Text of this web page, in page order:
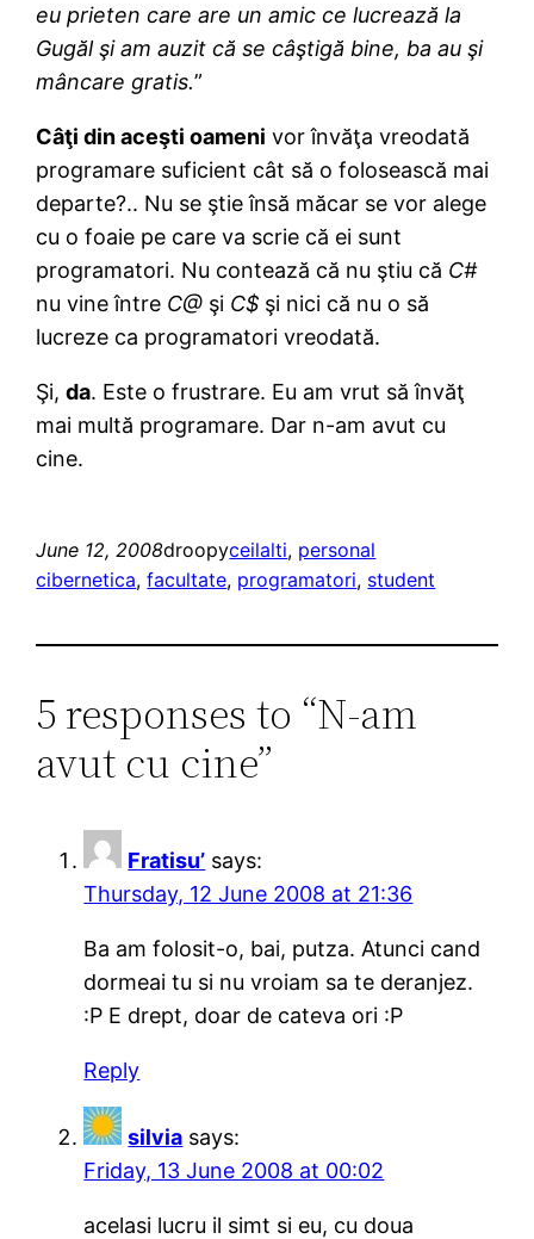
eu prieten care are un amic ce lucrează la
Gugăl şi am auzit că se câştigă bine, ba au şi
mâncare gratis.”
Câţi din aceşti oameni vor învăţa vreodată
programare suficient cât să o folosească mai
departe?.. Nu se ştie însă măcar se vor alege
cu o foaie pe care va scrie că ei sunt
programatori. Nu contează că nu ştiu că C#
nu vine între C@ şi C$ şi nici că nu o să
lucreze ca programatori vreodată.
Şi,da. Este o frustrare. Eu am vrut să învăţ
mai multă programare. Dar n-am avut cu
cine.
June 12, 2008droopyceilalti, personal
cibernetica, facultate, programatori, student
5 responses to “N-am
avut cu cine”
Fratisu’ says:
Thursday, 12 June 2008 at 21:36
Ba am folosit-o, bai, putza. Atunci cand
dormeai tu si nu vroiam sa te deranjez.
:P E drept, doar de cateva ori :P
Reply
silvia says:
Friday, 13 June 2008 at 00:02
acelasi lucru il simt si eu, cu doua